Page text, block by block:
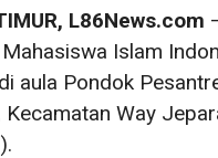
L86News.com
Islam
aula Pondok
Kecamatan Way